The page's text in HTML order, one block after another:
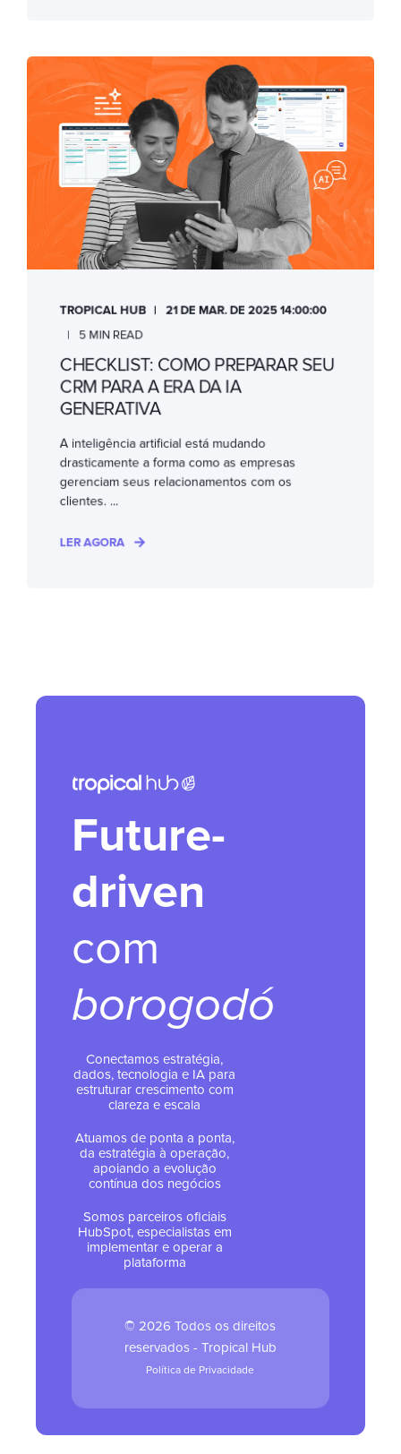
TROPICAL HUB 21 DE MAR. DE 2025 14:00:00
5 MIN READ
CHECKLIST: COMO PREPARAR SEU
CRM PARA A ERA DA IA
GENERATIVA
A inteligência artificial está mudando
drasticamente a forma como as empresas
gerenciam seus relacionamentos com os
clientes. ...
LER AGORA
Future-
driven
com
borogodó
Conectamos estratégia,
dados, tecnologia e IA para
estruturar crescimento com
clareza e escala
Atuamos de ponta a ponta,
da estratégia à operação,
apoiando a evolução
contínua dos negócios
Somos parceiros oficiais
HubSpot, especialistas em
implementar e operar a
plataforma
© 2026 Todos os direitos
reservados - Tropical Hub
Política de Privacidade